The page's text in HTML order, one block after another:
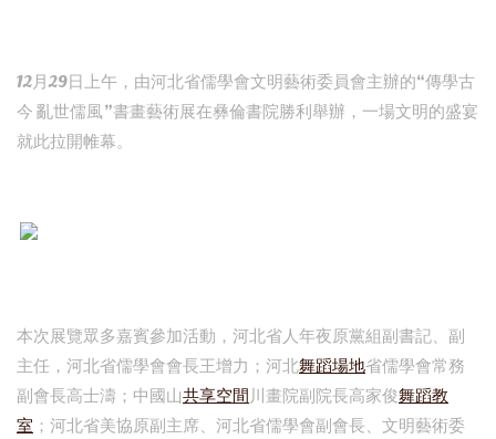
12月29日上午，由河北省儒學會文明藝術委員會主辦的“傳學古
今 亂世儒風”書畫藝術展在彝倫書院勝利舉辦，一場文明的盛宴
就此拉開帷幕。
本次展覽眾多嘉賓參加活動，河北省人年夜原黨組副書記、副
主任，河北省儒學會會長王增力；河北舞蹈場地省儒學會常務
副會長高士濤；中國山共享空間川畫院副院長高家俊舞蹈教
室 ；河北省美協原副主席、河北省儒學會副會長、文明藝術委